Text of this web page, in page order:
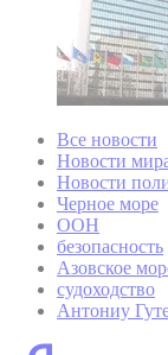
Все новости
Новости
Новости
Черное море
ООН
безопасность
Азовское
судоходство
Антониу